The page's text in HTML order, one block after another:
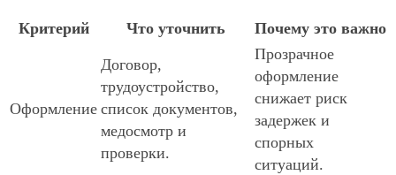
Критерий Что уточнить Почему это важно
Оформление
Договор,
трудоустройство,
список документов,
медосмотр и
проверки.
Прозрачное
оформление
снижает риск
задержек и
спорных
ситуаций.